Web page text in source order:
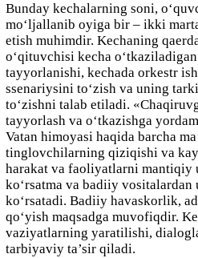
Bunday kechalarning soni,
mo‘ljallanib oyiga bir – ikki
etish muhimdir. Kechaning
o‘qituvchisi kecha
tayyorlanishi, kechada orkestr
ssenariysini to‘zish va uning
to‘zishni talab etiladi.
tayyorlash va o‘tkazishga
Vatan himoyasi haqida barcha
tinglovchilarning qiziqishi va
harakat va faoliyatlarni mantiqiy
ko‘rsatma va badiiy
ko‘rsatadi. Badiiy havaskorlik,
qo‘yish maqsadga muvofiqdir.
vaziyatlarning yaratilishi,
tarbiyaviy ta’sir qiladi.